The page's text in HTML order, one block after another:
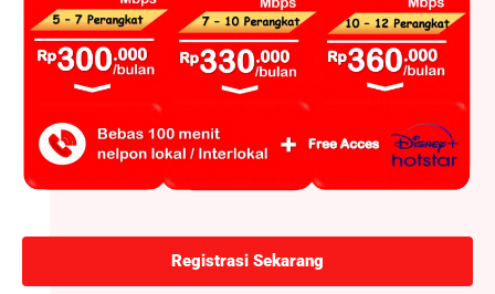
Registrasi Sekarang